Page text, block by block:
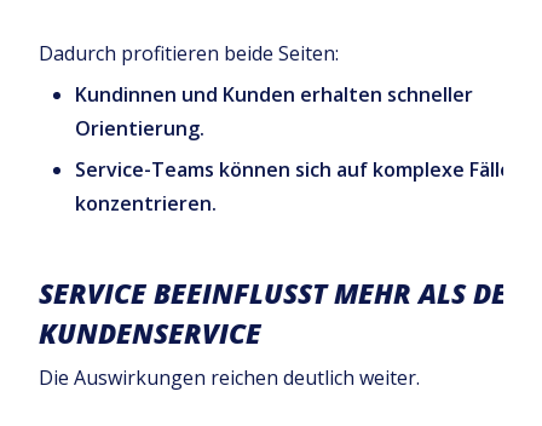
Dadurch profitieren beide Seiten:
Kundinnen und Kunden erhalten schneller
Orientierung.
Service-Teams können sich auf komplexe Fälle
konzentrieren.
SERVICE BEEINFLUSST MEHR ALS DEN
KUNDENSERVICE
Die Auswirkungen reichen deutlich weiter.